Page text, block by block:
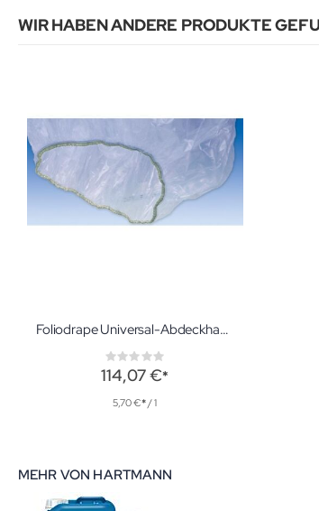
WIR HABEN ANDERE PRODUKTE
Foliodrape Universal-Abdeckhauben 85 x 150 cm 20 Stück OP-Abdeckung
Rating:
0%
114,07 €
5,70 € / 1
MEHR VON HARTMANN